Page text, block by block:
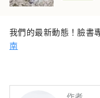
我們的最新動態！臉書
南